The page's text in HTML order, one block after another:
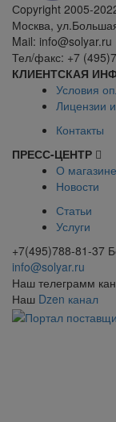
Сopyright 2005-
Москва,
Mail: info@solyar.ru
Тел/факс: +7
КЛИЕНТСКАЯ
Условия
Лицензии
Контакты
ПРЕСС-ЦЕНТР
О магазине
Новости
Статьи
Услуги
+7(495)788-81-37
info@solyar.ru
Наш телеграмм
Наш Dzen канал